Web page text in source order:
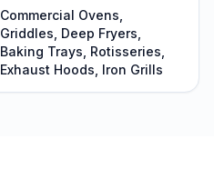
Commercial Ovens,
Griddles, Deep Fryers,
Baking Trays, Rotisseries,
Exhaust Hoods, Iron Grills